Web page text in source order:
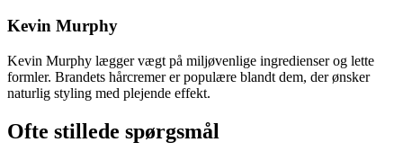
Kevin Murphy
Kevin Murphy lægger vægt på miljøvenlige ingredienser og lette
formler. Brandets hårcremer er populære blandt dem, der ønsker
naturlig styling med plejende effekt.
Ofte stillede spørgsmål